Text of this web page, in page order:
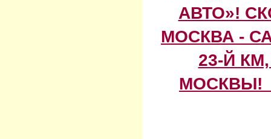
АВТО»!
МОСКВА -
23-Й
МОСКВЫ!